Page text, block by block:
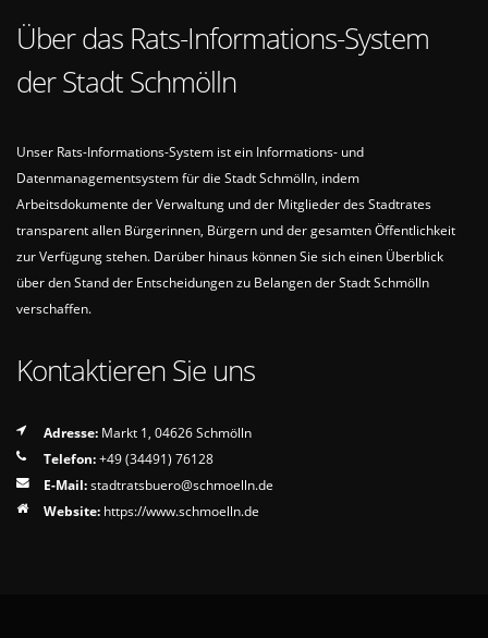
Über das Rats-Informations-System
der Stadt Schmölln
Unser Rats-Informations-System ist ein Informations- und
Datenmanagementsystem für die Stadt Schmölln, indem
Arbeitsdokumente der Verwaltung und der Mitglieder des Stadtrates
transparent allen Bürgerinnen, Bürgern und der gesamten Öffentlichkeit
zur Verfügung stehen. Darüber hinaus können Sie sich einen Überblick
über den Stand der Entscheidungen zu Belangen der Stadt Schmölln
verschaffen.
Kontaktieren Sie uns
Adresse: Markt 1, 04626 Schmölln
Telefon:+49 (34491) 76128
E-Mail:stadtratsbuero schmoellnde
Website: https://www.schmoelln.de